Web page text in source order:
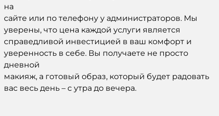
на
сайте или по телефону у администраторов. Мы
уверены, что цена каждой услуги является
справедливой инвестицией в ваш комфорт и
уверенность в себе. Вы получаете не просто
дневной
макияж, а готовый образ, который будет радовать
вас весь день – с утра до вечера.